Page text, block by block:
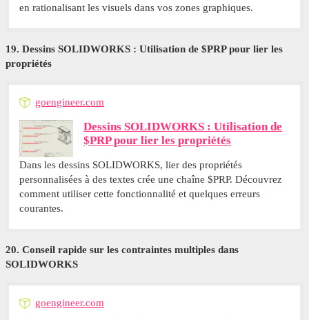
en rationalisant les visuels dans vos zones graphiques.
19. Dessins SOLIDWORKS : Utilisation de $PRP pour lier les
propriétés
goengineer.com
Dessins SOLIDWORKS : Utilisation de
$PRP pour lier les propriétés
Dans les dessins SOLIDWORKS, lier des propriétés
personnalisées à des textes crée une chaîne $PRP. Découvrez
comment utiliser cette fonctionnalité et quelques erreurs
courantes.
20. Conseil rapide sur les contraintes multiples dans
SOLIDWORKS
goengineer.com